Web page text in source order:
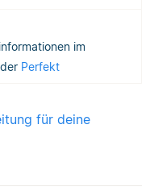
im
Perfekt
für deine